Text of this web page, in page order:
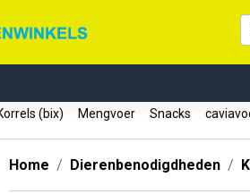
(bix) Mengvoer Snacks
Home Dierenbenodigdheden